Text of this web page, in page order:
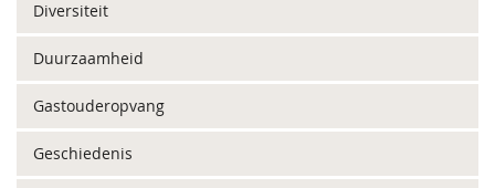
Diversiteit
Duurzaamheid
Gastouderopvang
Geschiedenis